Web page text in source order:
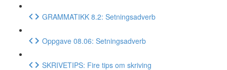
GRAMMATIKK 8.2: Setningsadverb
Oppgave 08.06: Setningsadverb
SKRIVETIPS: Fire tips om skriving